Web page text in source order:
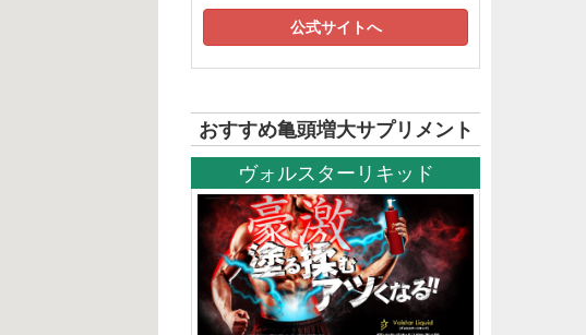
公式サイトへ
おすすめ亀頭増大サプリメント
ヴォルスターリキッド